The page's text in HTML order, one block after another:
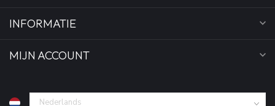
INFORMATIE
MIJN ACCOUNT